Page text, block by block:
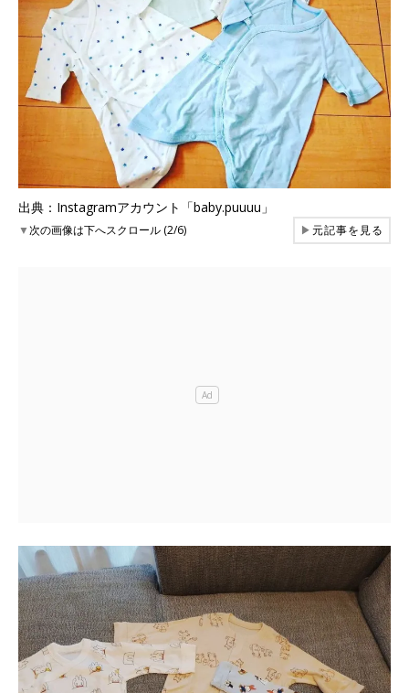
出典：Instagramアカウント「baby.puuuu」
▼次の画像は下へスクロール (2/6) ▶元記事を見る